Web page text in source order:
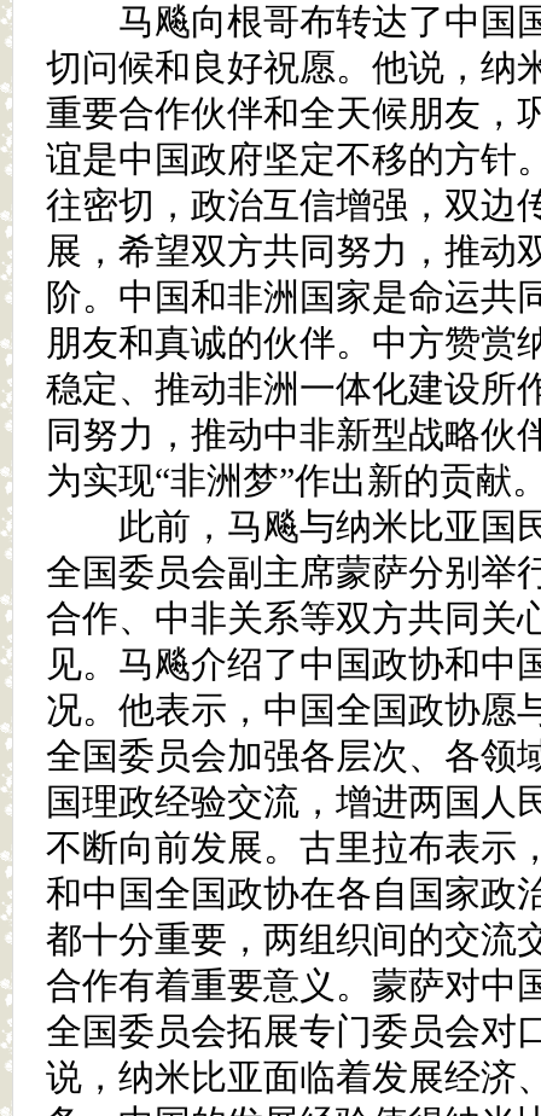
马飚向根哥布转达了中国
切问候和良好祝愿。他说，纳
重要合作伙伴和全天候朋友，
谊是中国政府坚定不移的方针
往密切，政治互信增强，双边
展，希望双方共同努力，推动
阶。中国和非洲国家是命运共
朋友和真诚的伙伴。中方赞赏
稳定、推动非洲一体化建设所
同努力，推动中非新型战略伙
为实现“非洲梦”作出新的贡献
此前，马飚与纳米比亚国
全国委员会副主席蒙萨分别举
合作、中非关系等双方共同关
见。马飚介绍了中国政协和中
况。他表示，中国全国政协愿
全国委员会加强各层次、各领
国理政经验交流，增进两国人
不断向前发展。古里拉布表示
和中国全国政协在各自国家政
都十分重要，两组织间的交流
合作有着重要意义。蒙萨对中
全国委员会拓展专门委员会对
说，纳米比亚面临着发展经济